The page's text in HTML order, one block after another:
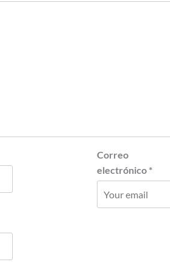
Correo
electrónico *